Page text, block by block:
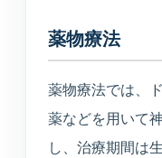
薬物療法
薬物療法では、
薬などを用いて
し、治療期間は